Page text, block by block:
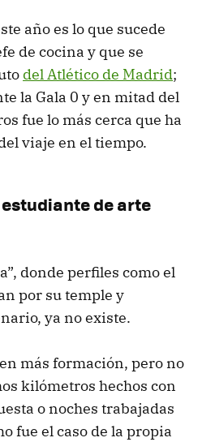
año es lo que sucede
de cocina y que se
del Atlético de Madrid;
la Gala 0 y en mitad del
fue lo más cerca que ha
viaje en el tiempo.
de arte
donde perfiles como el
por su temple y
ya no existe.
más formación, pero no
kilómetros hechos con
o noches trabajadas
fue el caso de la propia